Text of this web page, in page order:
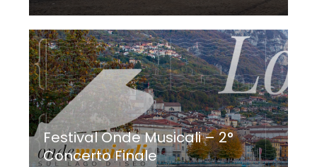
Festival Onde Musicali – 2°
Concerto Finale